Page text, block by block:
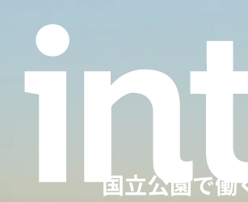
国立公園で働